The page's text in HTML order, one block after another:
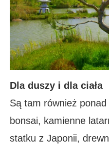
Dla duszy i dla ciała
Są tam również
bonsai, kamienne
statku z Japonii,